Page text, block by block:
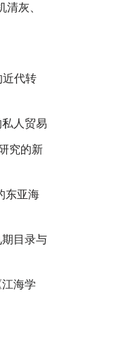
灰、
近代转
人贸易
究的新
东亚海
期目录与
江海学